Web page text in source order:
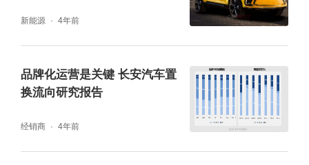
新能源 4年前
品牌化运营是关键 长安汽车置
换流向研究报告
经销商 4年前